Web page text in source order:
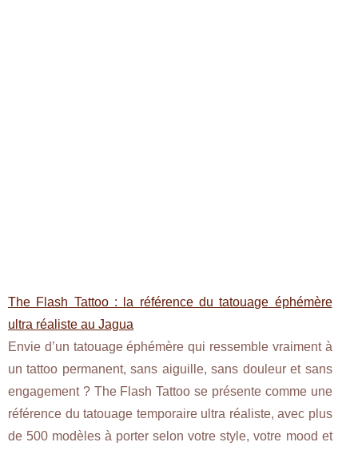
The Flash Tattoo : la référence du tatouage éphémère
ultra réaliste au Jagua
Envie d’un tatouage éphémère qui ressemble vraiment à
un tattoo permanent, sans aiguille, sans douleur et sans
engagement ? The Flash Tattoo se présente comme une
référence du tatouage temporaire ultra réaliste, avec plus
de 500 modèles à porter selon votre style, votre mood et